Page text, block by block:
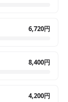
6,720円
8,400円
4,200円